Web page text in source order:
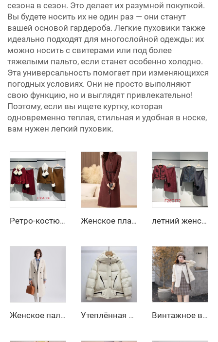
сезона в сезон. Это делает их разумной покупкой.
Вы будете носить их не один раз — они станут
вашей основой гардероба. Легкие пуховики также
идеально подходят для многослойной одежды: их
можно носить с свитерами или под более
тяжелыми пальто, если станет особенно холодно.
Эта универсальность помогает при изменяющихся
погодных условиях. Они не просто выполняют
свою функцию, но и выглядят привлекательно!
Поэтому, если вы ищете куртку, которая
одновременно теплая, стильная и удобная в носке,
вам нужен легкий пуховик.
Ретро-костюм из шерсти с дышащим воротником из кроличьего меха и декоративными пуговицами, двухкомпонентный костюм с подкладкой из полиэфирного волокна Женское платье-двойка с длинным рукавом и жилетом для осени и зимы, новинка, с изысканным стилем летний женский короткий костюм 2025 года в французском стиле, двухкомпонентный, с юбкой до колена и пальто
Женское пальто макси из шерсти на осень и зиму с поясом, отложным воротником, однотонное, свободного кроя, кардиган, элегантное длинное пальто Утеплённая худи-куртка с принтом персонажей, водонепроницаемая, с отстегивающимися рукавами, укороченного кроя, для мужчин и женщин, на гусином пуху, на заказ Винтажное высококачественное шерстяное пальто двустороннее длинное осенне-зимнее повседневное с маленькими лацканами двубортное с декоративной отделкой из овчины